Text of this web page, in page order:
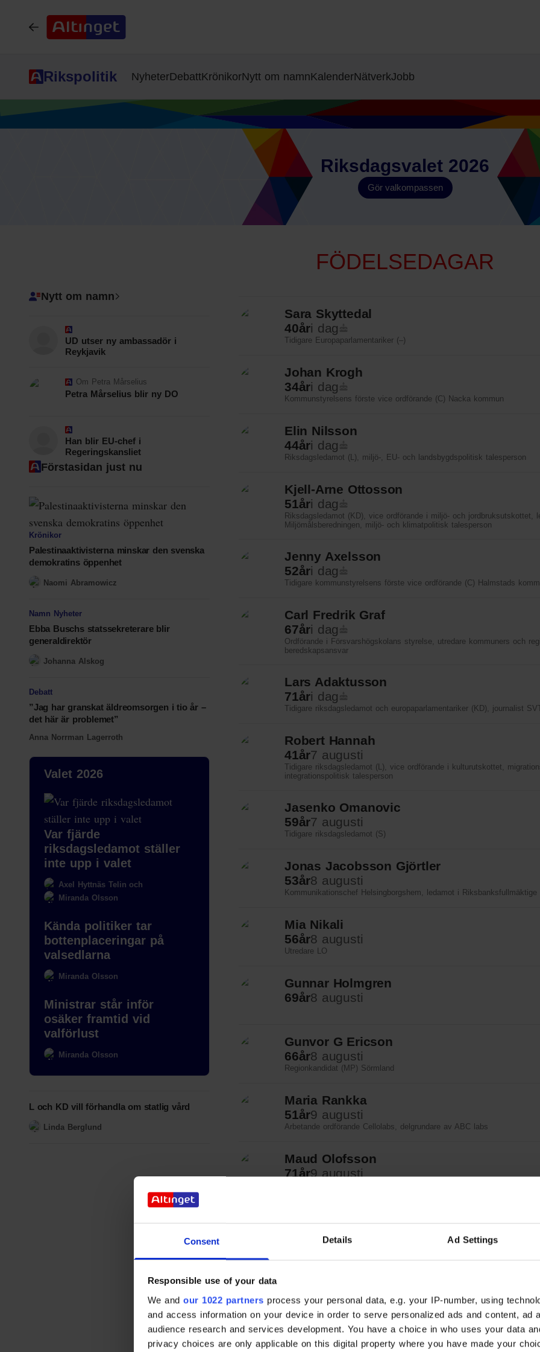
Consent Details Ad Settings
Responsible use of your data
We and our 1022 partners process your personal data, e.g. your IP-number, using
and access information on your device in order to serve personalized ads and content, ad
audience research and services development. You have a choice in who uses your data
privacy choices are only applicable on this digital property where you have made your
Rikspolitik NyheterDebattKrönikorNytt om namnKalenderNätverkJobb
Riksdagsvalet 2026
Gör valkompassen
FÖDELSEDAGAR
Nytt om namn
UD utser ny ambassadör i
Reykjavik
Om Petra Mårselius
Petra Mårselius blir ny DO
Han blir EU-chef i
Regeringskansliet
Förstasidan just nu
Krönikor
Palestinaaktivisterna minskar den svenska
demokratins öppenhet
Naomi Abramowicz
Namn Nyheter
Ebba Buschs statssekreterare blir
generaldirektör
Johanna Alskog
Debatt
”Jag har granskat äldreomsorgen i tio år –
det här är problemet”
Anna Norrman Lagerroth
Valet 2026
Var fjärde
riksdagsledamot ställer
inte upp i valet
Axel Hyttnäs Telin och
Miranda Olsson
Kända politiker tar
bottenplaceringar på
valsedlarna
Miranda Olsson
Ministrar står inför
osäker framtid vid
valförlust
Miranda Olsson
L och KD vill förhandla om statlig vård
Linda Berglund
Sara Skyttedal
40åri dag
Tidigare Europaparlamentariker (–)
Johan Krogh
34åri dag
Kommunstyrelsens förste vice ordförande (C) Nacka kommun
Elin Nilsson
44åri dag
Riksdagsledamot (L), miljö-, EU- och landsbygdspolitisk talesperson
Kjell-Arne Ottosson
51åri dag
Riksdagsledamot (KD), vice ordförande i miljö- och jordbruksutskottet,
Miljömålsberedningen, miljö- och klimatpolitisk talesperson
Jenny Axelsson
52åri dag
Tidigare kommunstyrelsens förste vice ordförande (C) Halmstads
Carl Fredrik Graf
67åri dag
Ordförande i Försvarshögskolans styrelse, utredare kommuners och
beredskapsansvar
Lars Adaktusson
71åri dag
Tidigare riksdagsledamot och europaparlamentariker (KD), journalist
Robert Hannah
41år7 augusti
Tidigare riksdagsledamot (L), vice ordförande i kulturutskottet,
integrationspolitisk talesperson
Jasenko Omanovic
59år7 augusti
Tidigare riksdagsledamot (S)
Jonas Jacobsson Gjörtler
53år8 augusti
Kommunikationschef Helsingborgshem, ledamot i Riksbanksfullmäktige
Mia Nikali
56år8 augusti
Utredare LO
Gunnar Holmgren
69år8 augusti
Gunvor G Ericson
66år8 augusti
Regionkandidat (MP) Sörmland
Maria Rankka
51år9 augusti
Arbetande ordförande Cellolabs, delgrundare av ABC labs
Maud Olofsson
71år9 augusti
Riksdagsledamot (MP), socialpolitisk talesperson och talesperson för
64år9 augusti
Riksdagsledamot (M), ledamot i skatteutskottet
Aphram Melki